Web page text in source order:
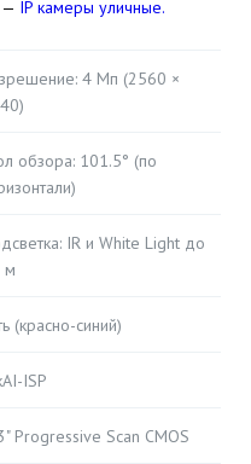
— IP камеры уличные.
4 Мп (2560 ×
обзора: 101.5° (по
IR и White Light до
м
(красно-синий)
ISP
Progressive Scan CMOS